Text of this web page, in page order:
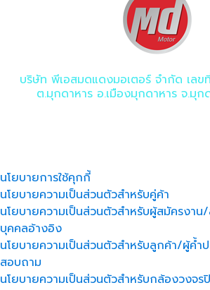
บริษัท พีเอสมดแดงมอเตอร์ จำกัด เล
ต.มุกดาหาร อ.เมืองมุกดาหาร จ.มุ
นโยบายการใช้คุกกี้
นโยบายความเป็นส่วนตัวสำหรับคู่ค้า
นโยบายความเป็นส่วนตัวสำหรับผู้สมัครงาน
บุคคลอ้างอิง
นโยบายความเป็นส่วนตัวสำหรับลูกค้า/ผู้ค้
สอบถาม
นโยบายความเป็นส่วนตัวสำหรับกล้องวงจ